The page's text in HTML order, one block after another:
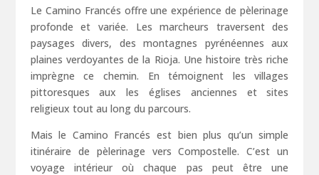
Le Camino Francés offre une expérience de pèlerinage
profonde et variée. Les marcheurs traversent des
paysages divers, des montagnes pyrénéennes aux
plaines verdoyantes de la Rioja. Une histoire très riche
imprègne ce chemin. En témoignent les villages
pittoresques aux les églises anciennes et sites
religieux tout au long du parcours.
Mais le Camino Francés est bien plus qu’un simple
itinéraire de pèlerinage vers Compostelle. C’est un
voyage intérieur où chaque pas peut être une